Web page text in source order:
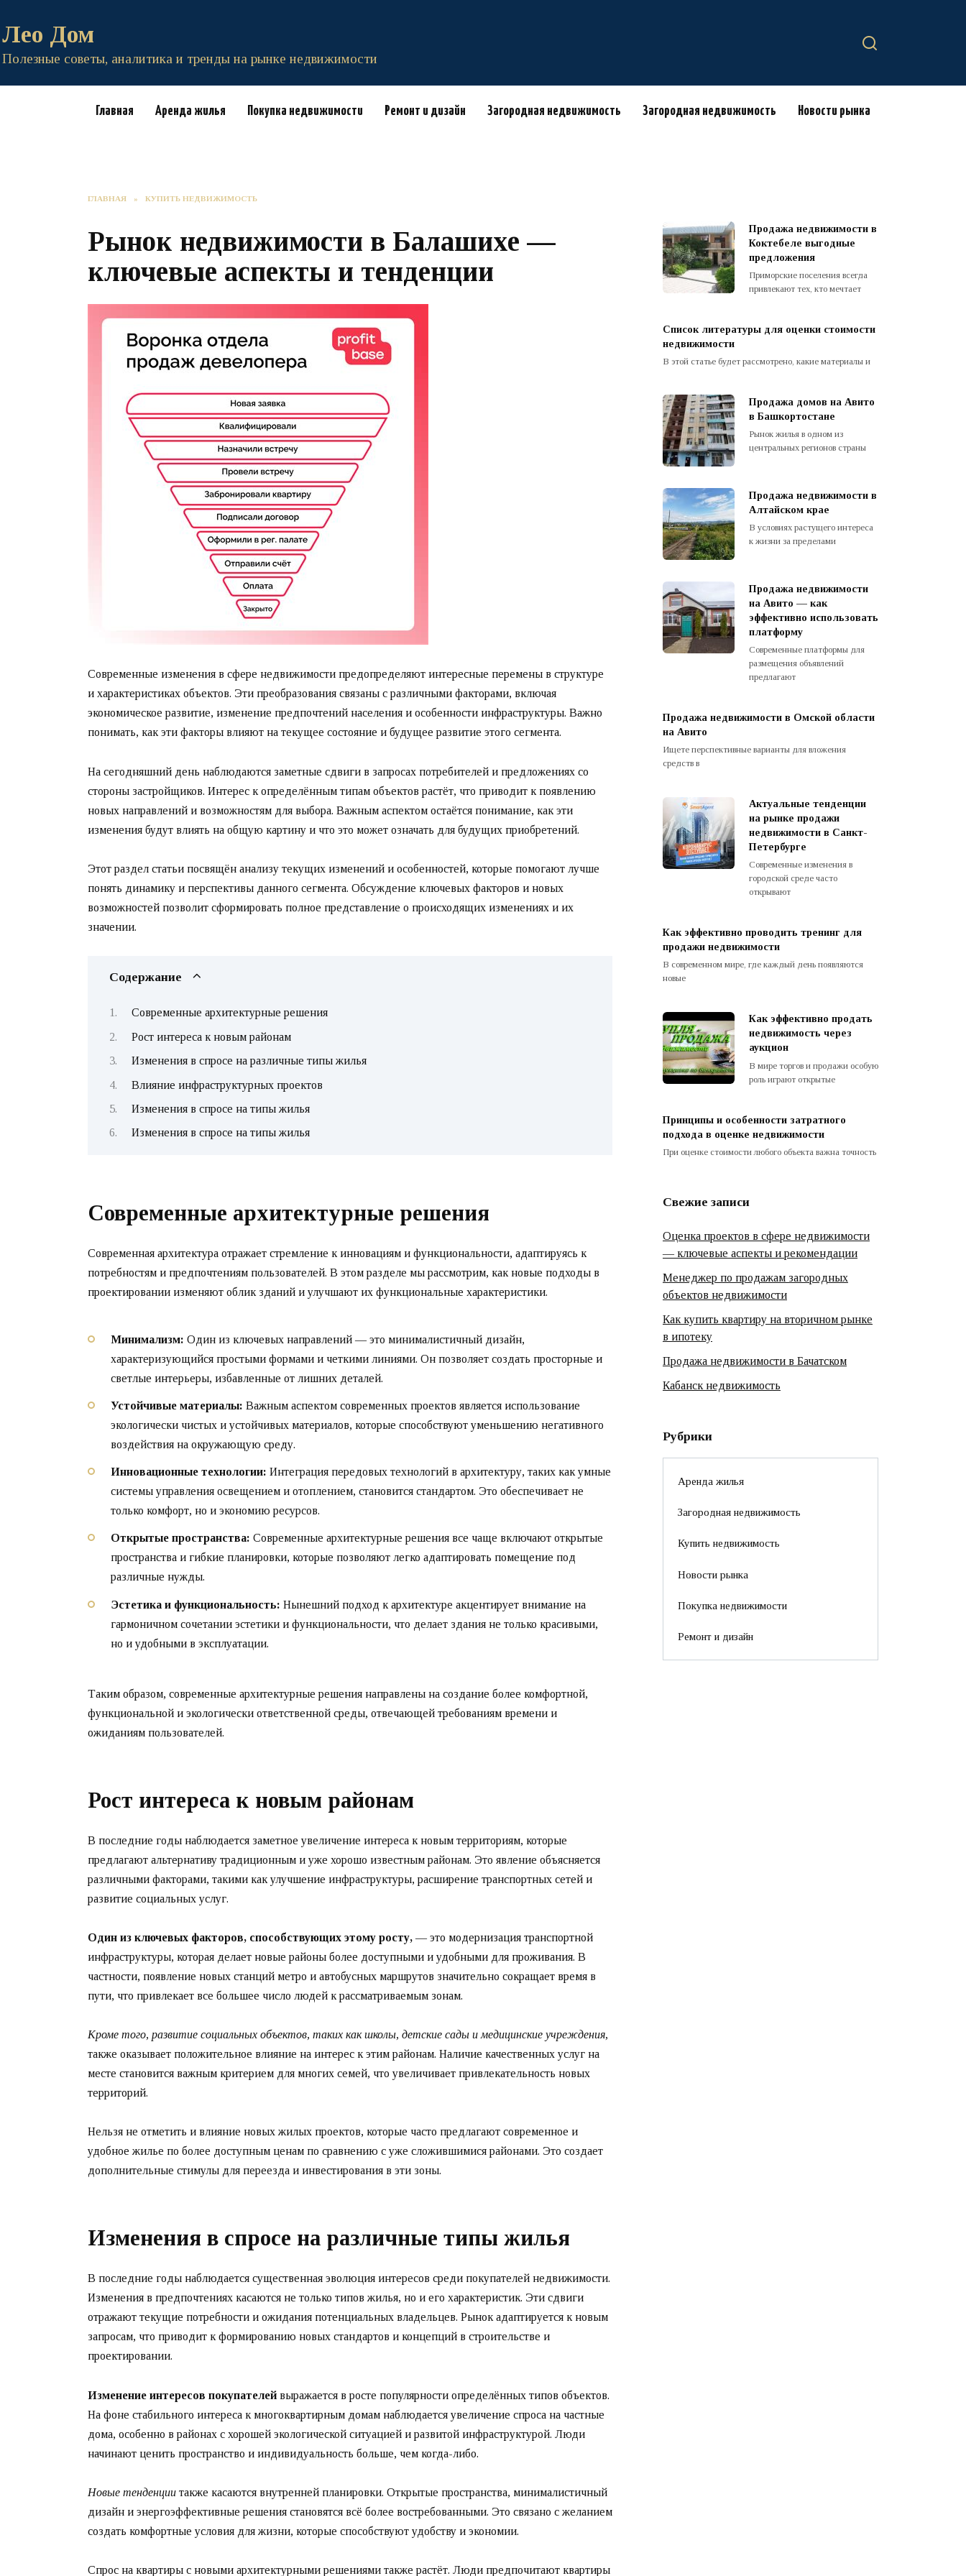
содержанию
Лео Дом
Полезные советы, аналитика и тренды на рынке недвижимости
Главная Аренда жилья Покупка недвижимости Ремонт и дизайн Загородная недвижимость Загородная недвижимость Новости рынка
ГЛАВНАЯ » КУПИТЬ НЕДВИЖИМОСТЬ
Рынок недвижимости в Балашихе —
ключевые аспекты и тенденции
Современные изменения в сфере недвижимости предопределяют интересные перемены в структуре
и характеристиках объектов. Эти преобразования связаны с различными факторами, включая
экономическое развитие, изменение предпочтений населения и особенности инфраструктуры. Важно
понимать, как эти факторы влияют на текущее состояние и будущее развитие этого сегмента.
На сегодняшний день наблюдаются заметные сдвиги в запросах потребителей и предложениях со
стороны застройщиков. Интерес к определённым типам объектов растёт, что приводит к появлению
новых направлений и возможностям для выбора. Важным аспектом остаётся понимание, как эти
изменения будут влиять на общую картину и что это может означать для будущих приобретений.
Этот раздел статьи посвящён анализу текущих изменений и особенностей, которые помогают лучше
понять динамику и перспективы данного сегмента. Обсуждение ключевых факторов и новых
возможностей позволит сформировать полное представление о происходящих изменениях и их
значении.
Содержание
Современные архитектурные решения
Рост интереса к новым районам
Изменения в спросе на различные типы жилья
Влияние инфраструктурных проектов
Изменения в спросе на типы жилья
Изменения в спросе на типы жилья
Современные архитектурные решения
Современная архитектура отражает стремление к инновациям и функциональности, адаптируясь к
потребностям и предпочтениям пользователей. В этом разделе мы рассмотрим, как новые подходы в
проектировании изменяют облик зданий и улучшают их функциональные характеристики.
Минимализм: Один из ключевых направлений — это минималистичный дизайн,
характеризующийся простыми формами и четкими линиями. Он позволяет создать просторные и
светлые интерьеры, избавленные от лишних деталей.
Устойчивые материалы: Важным аспектом современных проектов является использование
экологически чистых и устойчивых материалов, которые способствуют уменьшению негативного
воздействия на окружающую среду.
Инновационные технологии: Интеграция передовых технологий в архитектуру, таких как умные
системы управления освещением и отоплением, становится стандартом. Это обеспечивает не
только комфорт, но и экономию ресурсов.
Открытые пространства: Современные архитектурные решения все чаще включают открытые
пространства и гибкие планировки, которые позволяют легко адаптировать помещение под
различные нужды.
Эстетика и функциональность: Нынешний подход к архитектуре акцентирует внимание на
гармоничном сочетании эстетики и функциональности, что делает здания не только красивыми,
но и удобными в эксплуатации.
Таким образом, современные архитектурные решения направлены на создание более комфортной,
функциональной и экологически ответственной среды, отвечающей требованиям времени и
ожиданиям пользователей.
Рост интереса к новым районам
В последние годы наблюдается заметное увеличение интереса к новым территориям, которые
предлагают альтернативу традиционным и уже хорошо известным районам. Это явление объясняется
различными факторами, такими как улучшение инфраструктуры, расширение транспортных сетей и
развитие социальных услуг.
Один из ключевых факторов, способствующих этому росту, — это модернизация транспортной
инфраструктуры, которая делает новые районы более доступными и удобными для проживания. В
частности, появление новых станций метро и автобусных маршрутов значительно сокращает время в
пути, что привлекает все большее число людей к рассматриваемым зонам.
Кроме того, развитие социальных объектов, таких как школы, детские сады и медицинские учреждения,
также оказывает положительное влияние на интерес к этим районам. Наличие качественных услуг на
месте становится важным критерием для многих семей, что увеличивает привлекательность новых
территорий.
Нельзя не отметить и влияние новых жилых проектов, которые часто предлагают современное и
удобное жилье по более доступным ценам по сравнению с уже сложившимися районами. Это создает
дополнительные стимулы для переезда и инвестирования в эти зоны.
Изменения в спросе на различные типы жилья
В последние годы наблюдается существенная эволюция интересов среди покупателей недвижимости.
Изменения в предпочтениях касаются не только типов жилья, но и его характеристик. Эти сдвиги
отражают текущие потребности и ожидания потенциальных владельцев. Рынок адаптируется к новым
запросам, что приводит к формированию новых стандартов и концепций в строительстве и
проектировании.
Изменение интересов покупателей выражается в росте популярности определённых типов объектов.
На фоне стабильного интереса к многоквартирным домам наблюдается увеличение спроса на частные
дома, особенно в районах с хорошей экологической ситуацией и развитой инфраструктурой. Люди
начинают ценить пространство и индивидуальность больше, чем когда-либо.
Новые тенденции также касаются внутренней планировки. Открытые пространства, минималистичный
дизайн и энергоэффективные решения становятся всё более востребованными. Это связано с желанием
создать комфортные условия для жизни, которые способствуют удобству и экономии.
Спрос на квартиры с новыми архитектурными решениями также растёт. Люди предпочитают квартиры
Продажа недвижимости в
Коктебеле выгодные
предложения
Приморские поселения всегда
привлекают тех, кто мечтает
Список литературы для оценки стоимости
недвижимости
В этой статье будет рассмотрено, какие материалы и
Продажа домов на Авито
в Башкортостане
Рынок жилья в одном из
центральных регионов страны
Продажа недвижимости в
Алтайском крае
В условиях растущего интереса
к жизни за пределами
Продажа недвижимости
на Авито — как
эффективно использовать
платформу
Современные платформы для
размещения объявлений
предлагают
Продажа недвижимости в Омской области
на Авито
Ищете перспективные варианты для вложения
средств в
Актуальные тенденции
на рынке продажи
недвижимости в Санкт-
Петербурге
Современные изменения в
городской среде часто
открывают
Как эффективно проводить тренинг для
продажи недвижимости
В современном мире, где каждый день появляются
новые
Как эффективно продать
недвижимость через
аукцион
В мире торгов и продажи особую
роль играют открытые
Принципы и особенности затратного
подхода в оценке недвижимости
При оценке стоимости любого объекта важна точность
Свежие записи
Оценка проектов в сфере недвижимости
— ключевые аспекты и рекомендации
Менеджер по продажам загородных
объектов недвижимости
Как купить квартиру на вторичном рынке
в ипотеку
Продажа недвижимости в Бачатском
Кабанск недвижимость
Рубрики
Аренда жилья
Загородная недвижимость
Купить недвижимость
Новости рынка
Покупка недвижимости
Ремонт и дизайн